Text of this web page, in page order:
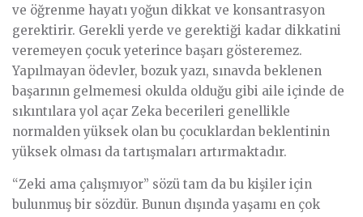
ve öğrenme hayatı yoğun dikkat ve konsantrasyon
gerektirir. Gerekli yerde ve gerektiği kadar dikkatini
veremeyen çocuk yeterince başarı gösteremez.
Yapılmayan ödevler, bozuk yazı, sınavda beklenen
başarının gelmemesi okulda olduğu gibi aile içinde de
sıkıntılara yol açar Zeka becerileri genellikle
normalden yüksek olan bu çocuklardan beklentinin
yüksek olması da tartışmaları artırmaktadır.
“Zeki ama çalışmıyor” sözü tam da bu kişiler için
bulunmuş bir sözdür. Bunun dışında yaşamı en çok